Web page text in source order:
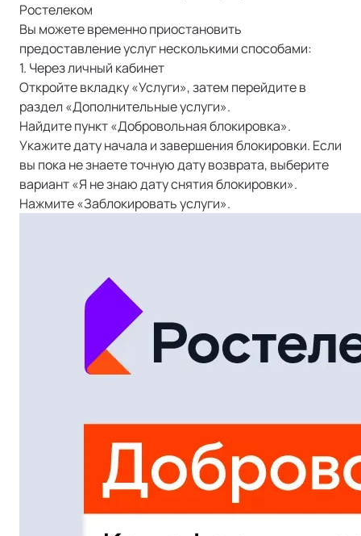
Ростелеком
Вы можете временно приостановить
предоставление услуг несколькими способами:
1. Через личный кабинет
Откройте вкладку «Услуги», затем перейдите в
раздел «Дополнительные услуги».
Найдите пункт «Добровольная блокировка».
Укажите дату начала и завершения блокировки. Если
вы пока не знаете точную дату возврата, выберите
вариант «Я не знаю дату снятия блокировки».
Нажмите «Заблокировать услуги».